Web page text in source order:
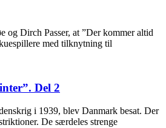
og Dirch Passer, at ”Der kommer altid
med tilknytning til
Del 2
i 1939, blev Danmark besat. Der
De særdeles strenge